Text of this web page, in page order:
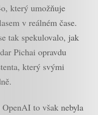
který umožňuje
v reálném čase.
tak spekulovalo, jak
Pichai opravdu
který svými
to však nebyla